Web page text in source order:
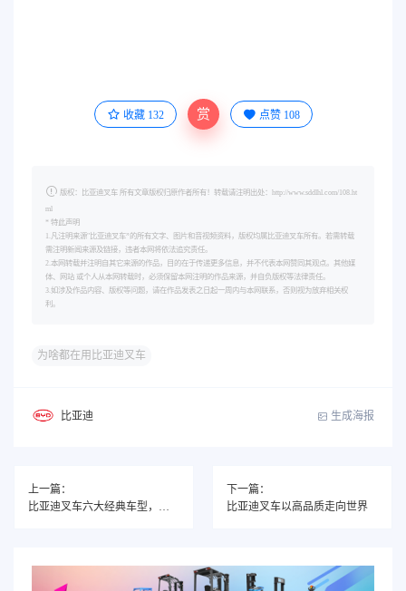
收藏 132 赏 点赞 108
版权：比亚迪叉车 所有文章版权归原作者所有！转载请注明出处：http://www.sddlhl.com/108.ht
ml
* 特此声明
1.凡注明来源"比亚迪叉车”的所有文字、图片和音视频资料，版权均属比亚迪叉车所有。若需转载
需注明新闻来源及链接，违者本网将依法追究责任。
2.本网转载并注明自其它来源的作品，目的在于传递更多信息，并不代表本网赞同其观点。其他媒
体、网站 或个人从本网转载时，必须保留本网注明的作品来源，并自负版权等法律责任。
3.如涉及作品内容、版权等问题，请在作品发表之日起一周内与本网联系，否则视为放弃相关权
利。
为啥都在用比亚迪叉车
比亚迪 生成海报
上一篇：
下一篇：
比亚迪叉车以高品质走向世界